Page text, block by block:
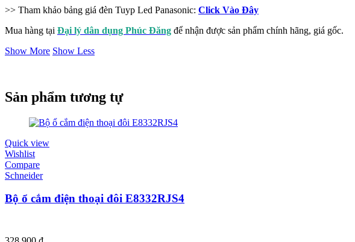
>> Tham khảo bảng giá đèn Tuyp Led Panasonic: Click Vào Đây
Mua hàng tại Đại lý dân dụng Phúc Đăng để nhận được sản phẩm chính hãng, giá gốc.
Show More Show Less
Sản phẩm tương tự
Quick view
Wishlist
Compare
Schneider
Bộ ổ cắm điện thoại đôi E8332RJS4